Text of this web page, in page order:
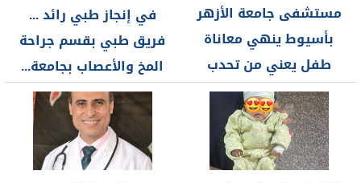
مستشفى جامعة الأزهر
بأسيوط ينهي معاناة
طفل يعني من تحدب
بالظهر
في إنجاز طبي رائد ...
فريق طبي بقسم جراحة
المخ والأعصاب بجامعة...